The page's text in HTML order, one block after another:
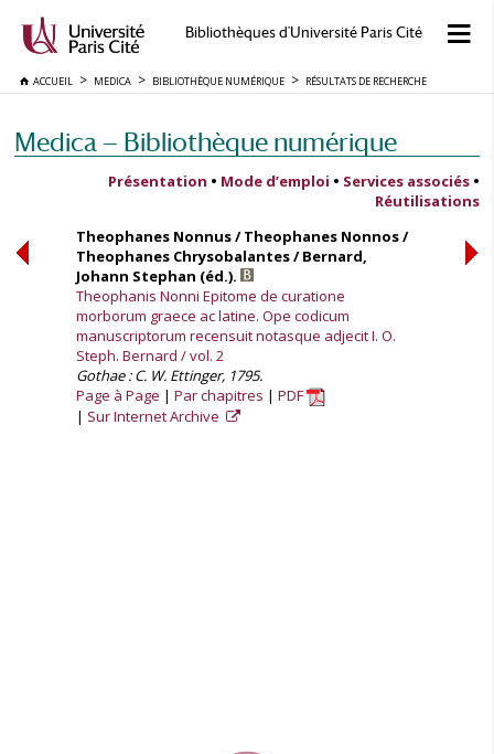
Bibliothèques d'Université Paris Cité
ACCUEIL MEDICA BIBLIOTHÈQUE NUMÉRIQUE RÉSULTATS DE RECHERCHE
Medica — Bibliothèque numérique
Présentation • Mode d’emploi • Services associés •
Réutilisations
Theophanes Nonnus / Theophanes Nonnos /
Theophanes Chrysobalantes / Bernard,
Johann Stephan (éd.).
Theophanis Nonni Epitome de curatione
morborum graece ac latine. Ope codicum
manuscriptorum recensuit notasque adjecit I. O.
Steph. Bernard / vol. 2
Gothae : C. W. Ettinger, 1795.
Page à Page
Par chapitres
PDF
Sur Internet Archive